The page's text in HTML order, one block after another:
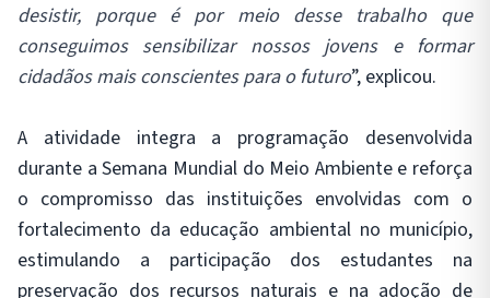
desistir, porque é por meio desse trabalho que
conseguimos sensibilizar nossos jovens e formar
cidadãos mais conscientes para o futuro”, explicou.
A atividade integra a programação desenvolvida
durante a Semana Mundial do Meio Ambiente e reforça
o compromisso das instituições envolvidas com o
fortalecimento da educação ambiental no município,
estimulando a participação dos estudantes na
preservação dos recursos naturais e na adoção de